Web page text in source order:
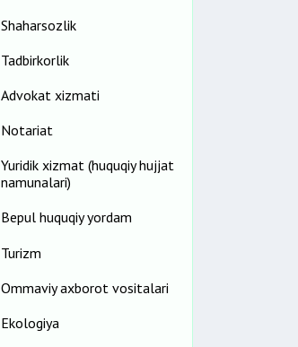
Shaharsozlik
Tadbirkorlik
Advokat xizmati
Notariat
Yuridik xizmat (huquqiy hujjat
namunalari)
Bepul huquqiy yordam
Turizm
Ommaviy axborot vositalari
Ekologiya